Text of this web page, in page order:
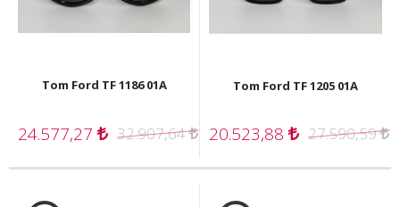
Tom Ford TF 1186 01A
24.577,27 32.907,64
Tom Ford TF 1205 01A
20.523,88 27.590,59